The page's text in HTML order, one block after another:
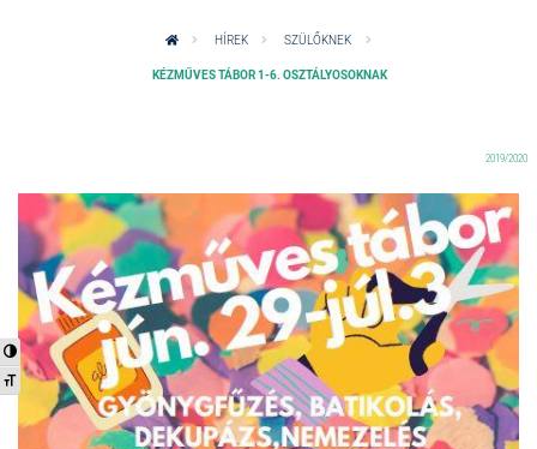
Nagy kontraszt váltása
Betűméret váltása
HÍREK SZÜLŐKNEK
KÉZMŰVES TÁBOR 1-6. OSZTÁLYOSOKNAK
2019/2020